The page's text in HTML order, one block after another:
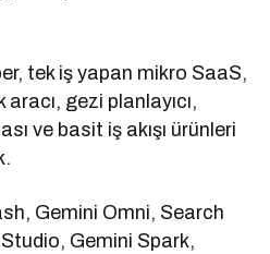
tek iş yapan mikro SaaS,
gezi planlayıcı,
ve basit iş akışı ürünleri
Gemini Omni, Search
Gemini Spark,